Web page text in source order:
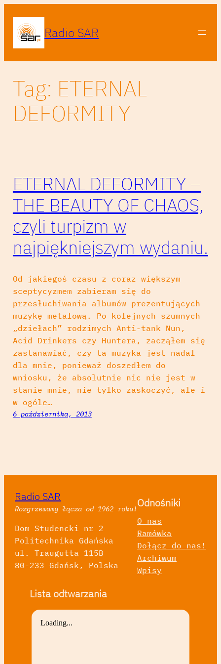
treści
Radio SAR
Tag: ETERNAL
DEFORMITY
ETERNAL DEFORMITY –
THE BEAUTY OF CHAOS,
czyli turpizm w
najpiękniejszym wydaniu.
Od jakiegoś czasu z coraz większym
sceptycyzmem zabieram się do
przesłuchiwania albumów prezentujących
muzykę metalową. Po kolejnych szumnych
„dziełach” rodzimych Anti-tank Nun,
Acid Drinkers czy Huntera, zacząłem się
zastanawiać, czy ta muzyka jest nadal
dla mnie, ponieważ doszedłem do
wniosku, że absolutnie nic nie jest w
stanie mnie, nie tylko zaskoczyć, ale i
w ogóle…
6 października, 2013
Radio SAR
Rozgrzewamy łącza od 1962 roku!
Dom Studencki nr 2
Politechnika Gdańska
ul. Traugutta 115B
80-233 Gdańsk, Polska
Odnośniki
O nas
Ramówka
Dołącz do nas!
Archiwum
Wpisy
Lista odtwarzania